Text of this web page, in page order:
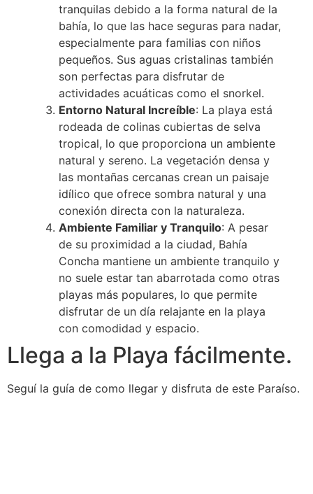
tranquilas debido a la forma natural de la
bahía, lo que las hace seguras para nadar,
especialmente para familias con niños
pequeños. Sus aguas cristalinas también
son perfectas para disfrutar de
actividades acuáticas como el snorkel.
Entorno Natural Increíble: La playa está
rodeada de colinas cubiertas de selva
tropical, lo que proporciona un ambiente
natural y sereno. La vegetación densa y
las montañas cercanas crean un paisaje
idílico que ofrece sombra natural y una
conexión directa con la naturaleza.
Ambiente Familiar y Tranquilo: A pesar
de su proximidad a la ciudad, Bahía
Concha mantiene un ambiente tranquilo y
no suele estar tan abarrotada como otras
playas más populares, lo que permite
disfrutar de un día relajante en la playa
con comodidad y espacio.
Llega a la Playa fácilmente.
Seguí la guía de como llegar y disfruta de este Paraíso.